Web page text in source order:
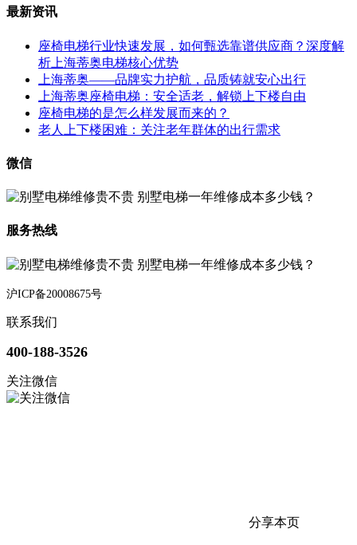
最新资讯
座椅电梯行业快速发展，如何甄选靠谱供应商？深度解
析上海蒂奥电梯核心优势
上海蒂奥——品牌实力护航，品质铸就安心出行
上海蒂奥座椅电梯：安全适老，解锁上下楼自由
座椅电梯的是怎么样发展而来的？
老人上下楼困难：关注老年群体的出行需求
微信
服务热线
沪ICP备20008675号
联系我们
400-188-3526
关注微信
分享本页